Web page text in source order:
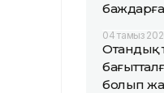
04 тамыз
Отандық
болып